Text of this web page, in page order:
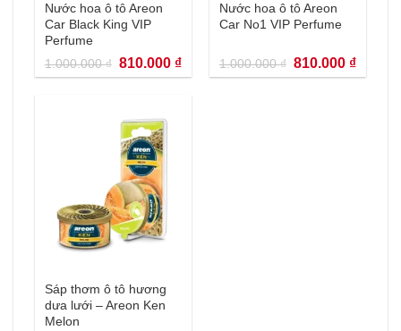
Nước hoa ô tô Areon
Car Black King VIP
Perfume
1.000.000₫ Giá
gốc
là:
810.000 ₫Giá
hiện
tại
Nước hoa ô tô Areon
Car No1 VIP Perfume
1.000.000₫ Giá
gốc
là:
810.000 ₫Giá
hiện
tại
Sáp thơm ô tô hương
dưa lưới – Areon Ken
Melon